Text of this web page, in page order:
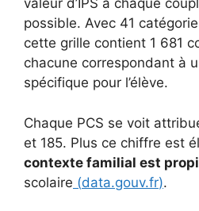
valeur d’IPS à chaque
possible. Avec 41
cette grille contient 1 681
chacune correspondant à
spécifique pour l’élève.
Chaque PCS se voit
et 185. Plus ce chiffre est
contexte familial est
scolaire (data.gouv.fr).